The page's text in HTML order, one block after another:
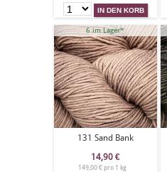
6 im Lager*
131 Sand Bank
14,90 €
149,00 € pro 1 kg